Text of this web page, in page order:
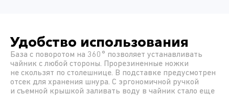
Удобство использования
База с поворотом на 360° позволяет устанавливать
чайник с любой стороны. Прорезиненные ножки
не скользят по столешнице. В подставке предусмотрен
отсек для хранения шнура. С эргономичной ручкой
и съемной крышкой заливать воду в чайник стало еще